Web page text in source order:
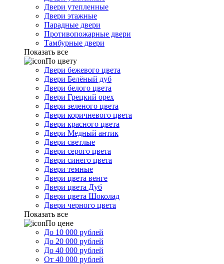
Двери утепленные
Двери этажные
Парадные двери
Противопожарные двери
Тамбурные двери
Показать все
По цвету
Двери бежевого цвета
Двери Белёный дуб
Двери белого цвета
Двери Грецкий орех
Двери зеленого цвета
Двери коричневого цвета
Двери красного цвета
Двери Медный антик
Двери светлые
Двери серого цвета
Двери синего цвета
Двери темные
Двери цвета венге
Двери цвета Дуб
Двери цвета Шоколад
Двери черного цвета
Показать все
По цене
До 10 000 рублей
До 20 000 рублей
До 40 000 рублей
От 40 000 рублей